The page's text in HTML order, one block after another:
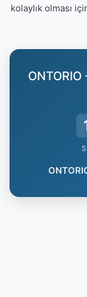
kolaylık olması